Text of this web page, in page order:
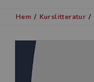
Hem / Kurslitteratur /